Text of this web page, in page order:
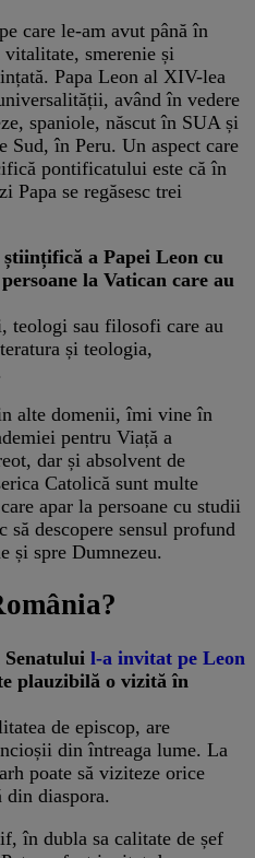
care le-am avut până în
smerenie și
Papa Leon al XIV-lea
având în vedere
spaniole, născut în SUA și
Sud, în Peru. Un aspect care
pontificatului este că în
Papa se regăsesc trei
a Papei Leon cu
la Vatican care au
teologi sau filosofi care au
și teologia,
alte domenii, îmi vine în
pentru Viață a
dar și absolvent de
Catolică sunt multe
apar la persoane cu studii
descopere sensul profund
și spre Dumnezeu.
l-a invitat pe Leon
plauzibilă o vizită în
de episcop, are
din întreaga lume. La
poate să viziteze orice
din diaspora.
în dubla sa calitate de șef